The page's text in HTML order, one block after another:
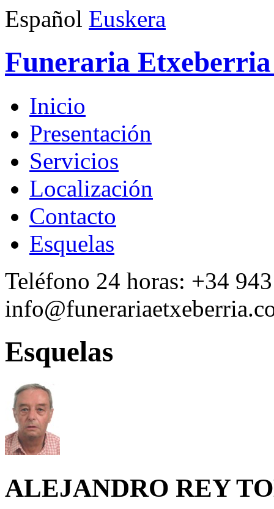
Español Euskera
Funeraria
Inicio
Presentación
Servicios
Localización
Contacto
Esquelas
Teléfono 24 horas: +34
Esquelas
ALEJANDRO REY